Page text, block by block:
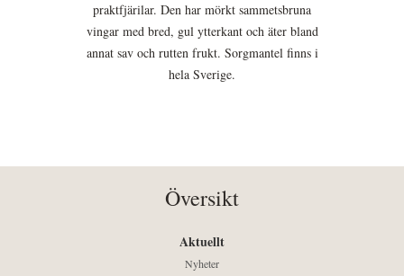
praktfjärilar. Den har mörkt sammetsbruna
vingar med bred, gul ytterkant och äter bland
annat sav och rutten frukt. Sorgmantel finns i
hela Sverige.
Översikt
Aktuellt
Nyheter